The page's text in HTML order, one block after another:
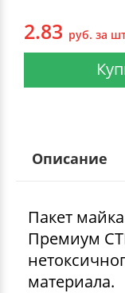
2.83 руб. за
Описание
Пакет
Премиум
материала.